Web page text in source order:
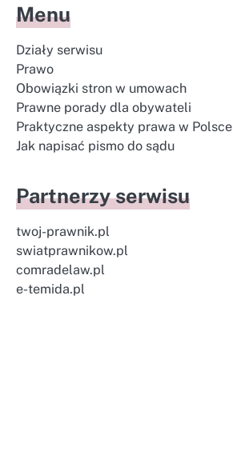
Menu
Działy serwisu
Prawo
Obowiązki stron w umowach
Prawne porady dla obywateli
Praktyczne aspekty prawa w Polsce
Jak napisać pismo do sądu
Partnerzy serwisu
twoj-prawnik.pl
swiatprawnikow.pl
comradelaw.pl
e-temida.pl